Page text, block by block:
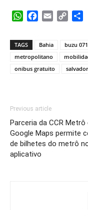
WhatsApp
Facebook
Email Copy
TAGS Bahia buzu 071
metropolitano
onibus gratuito
salvador
Previous article
Parceria da CCR Metrô
Google Maps permite
de bilhetes do metrô
aplicativo